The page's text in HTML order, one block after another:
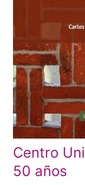
Centro
50 años